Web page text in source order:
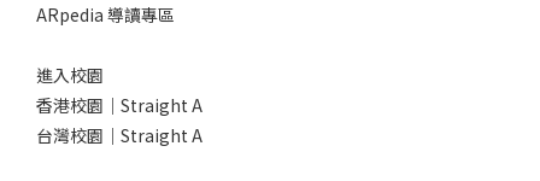
ARpedia 導讀專區
進入校園
香港校園｜Straight A
台灣校園｜Straight A